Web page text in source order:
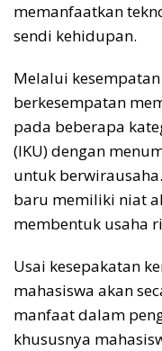
memanfaatkan
sendi kehidupan.
Melalui
berkesempatan
pada beberapa
(IKU) dengan
untuk
baru memiliki niat
membentuk usaha
Usai kesepakatan
mahasiswa akan
manfaat dalam
khususnya